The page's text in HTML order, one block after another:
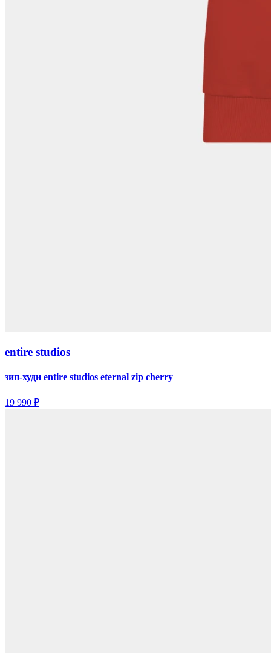
entire studios
зип-худи entire studios eternal zip cherry
19 990 ₽